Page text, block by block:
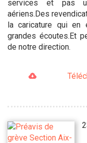
services et pas
aériens.Des
la caricature qui en
grandes écoutes.Et
de notre direction.